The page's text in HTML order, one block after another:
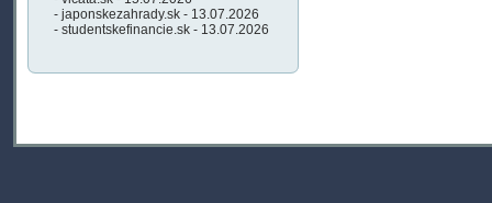
- japonskezahrady.sk - 13.07.2026
- studentskefinancie.sk - 13.07.2026